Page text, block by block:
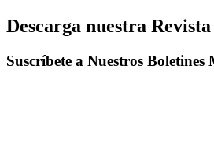
Descarga nuestra
Suscríbete a Nuestros Boletines